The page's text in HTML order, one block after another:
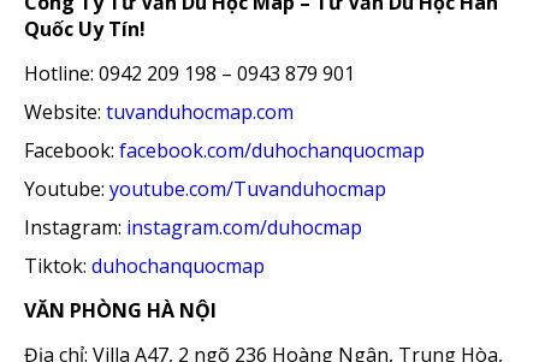
Quốc Uy Tín!
Hotline: 0942 209 198 – 0943 879 901
Website: tuvanduhocmap.com
Facebook: facebook.com/duhochanquocmap
Youtube: youtube.com/Tuvanduhocmap
Instagram: instagram.com/duhocmap
Tiktok: duhochanquocmap
VĂN PHÒNG HÀ NỘI
Địa chỉ: Villa A47, 2 ngõ 236 Hoàng Ngân, Trung Hòa,